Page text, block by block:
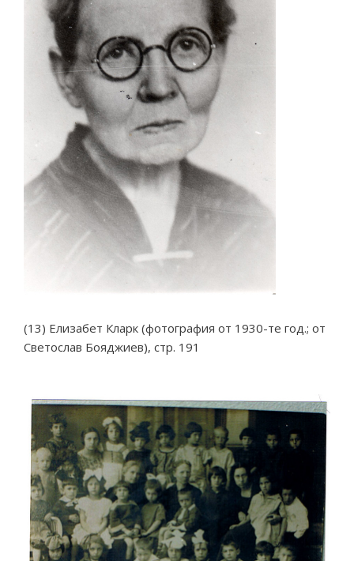
(13) Елизабет Кларк (фотография от 1930-те год.; от
Светослав Бояджиев), стр. 191